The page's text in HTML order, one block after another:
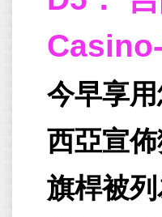
今早享
西亞宣
旗桿被